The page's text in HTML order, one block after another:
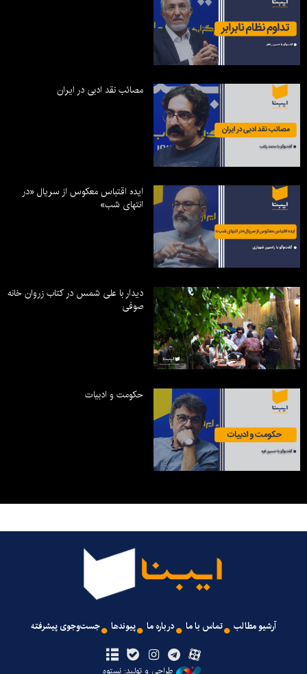
مصائب نقد ادبی در ایران
ایده اقتباس معکوس از سریال «در
انتهای شب»
دیدار با علی شمس در کتاب زروان خانه
صوفی
حکومت و ادبیات
آرشیو مطالب تماس با ما درباره ما پیوندها جست‌وجوی پیشرفته
طراحی و تولید: نستوه